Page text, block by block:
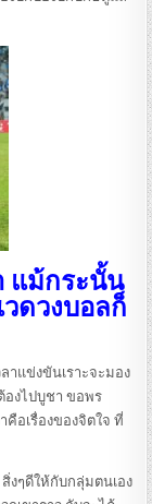
แม้กระนั้น
ดวงบอลก็
าแข่งขันเราะจะมอง
องไปบูชา ขอพร
อเรื่องของจิตใจ ที่
งๆดีให้กับกลุ่มตนเอง